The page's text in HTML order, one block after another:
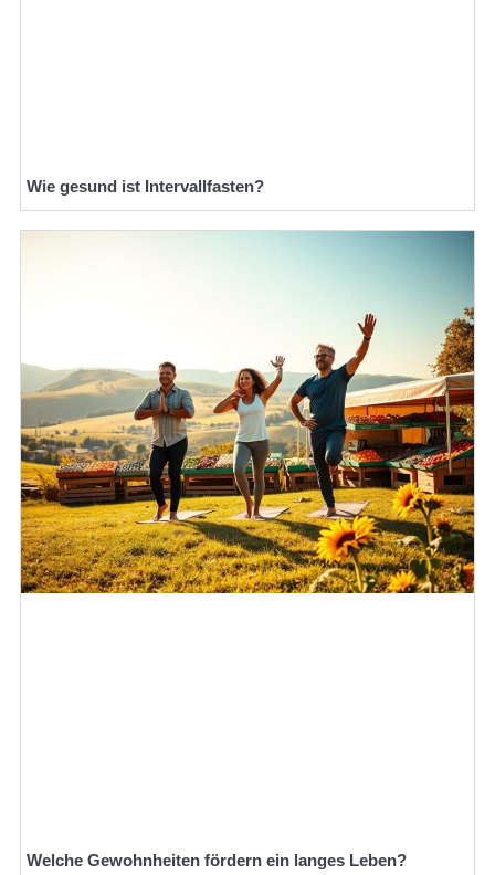
Wie gesund ist Intervallfasten?
Welche Gewohnheiten fördern ein langes Leben?